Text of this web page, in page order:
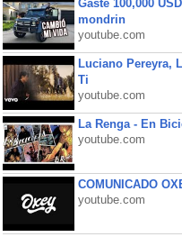
Gasté 100,000
mondrin
youtube.com
Luciano Pereyra,
Ti
youtube.com
La Renga - En
youtube.com
COMUNICADO
youtube.com